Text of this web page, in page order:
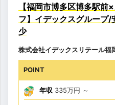
【福岡市博多区博多駅前
フ】イデックスグループ
少
株式会社イデックスリテール福
POINT
年収 335万円 ～